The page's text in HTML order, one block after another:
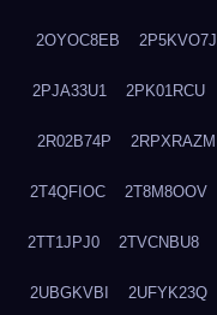
2OYOC8EB 2P5KVO7J
2PJA33U1 2PK01RCU
2R02B74P 2RPXRAZM
2T4QFIOC 2T8M8OOV
2TT1JPJ0 2TVCNBU8
2UBGKVBI 2UFYK23Q